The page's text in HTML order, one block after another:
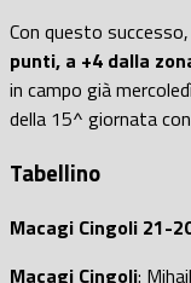
Con questo successo,
punti, a +4 dalla
in campo già
della 15^ giornata
Tabellino
Macagi Cingoli 21-
Macagi Cingoli: